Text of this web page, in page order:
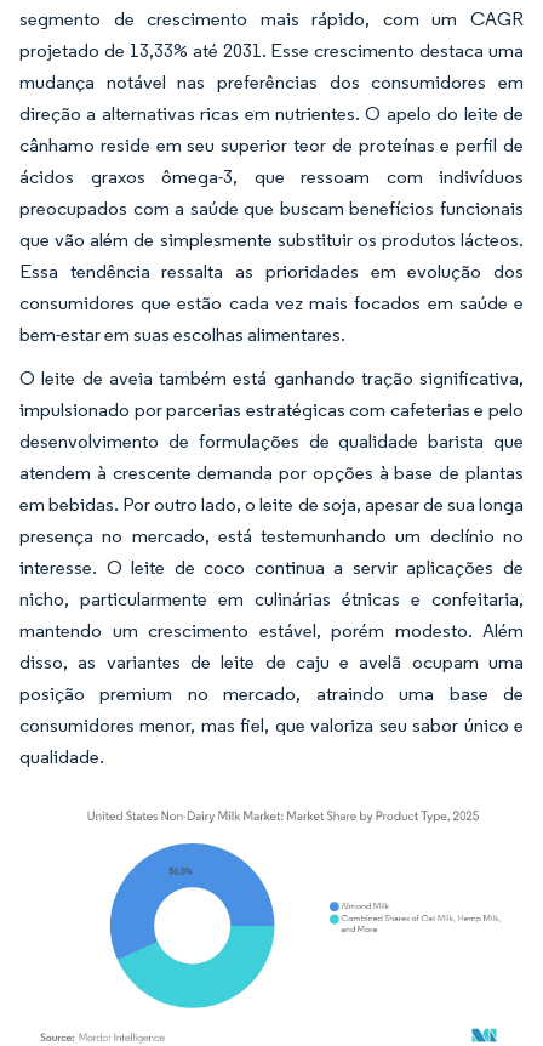
segmento de crescimento mais rápido, com um CAGR
projetado de 13,33% até 2031. Esse crescimento destaca uma
mudança notável nas preferências dos consumidores em
direção a alternativas ricas em nutrientes. O apelo do leite de
cânhamo reside em seu superior teor de proteínas e perfil de
ácidos graxos ômega-3, que ressoam com indivíduos
preocupados com a saúde que buscam benefícios funcionais
que vão além de simplesmente substituir os produtos lácteos.
Essa tendência ressalta as prioridades em evolução dos
consumidores que estão cada vez mais focados em saúde e
bem-estar em suas escolhas alimentares.
O leite de aveia também está ganhando tração significativa,
impulsionado por parcerias estratégicas com cafeterias e pelo
desenvolvimento de formulações de qualidade barista que
atendem à crescente demanda por opções à base de plantas
em bebidas. Por outro lado, o leite de soja, apesar de sua longa
presença no mercado, está testemunhando um declínio no
interesse. O leite de coco continua a servir aplicações de
nicho, particularmente em culinárias étnicas e confeitaria,
mantendo um crescimento estável, porém modesto. Além
disso, as variantes de leite de caju e avelã ocupam uma
posição premium no mercado, atraindo uma base de
consumidores menor, mas fiel, que valoriza seu sabor único e
qualidade.